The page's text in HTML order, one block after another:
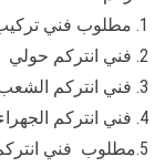
1. مطلوب فني تركيب انتركم المنطقه العاشره
2. فني انتركم حولي
3. فني انتركم الشعب البحري
4. فني انتركم الجهراء
5.مطلوب فني انتركم الفروانية